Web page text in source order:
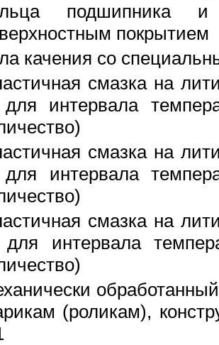
подшипника
покрытием
качения со
смазка на
интервала
смазка на
интервала
смазка на
интервала
(роликам),